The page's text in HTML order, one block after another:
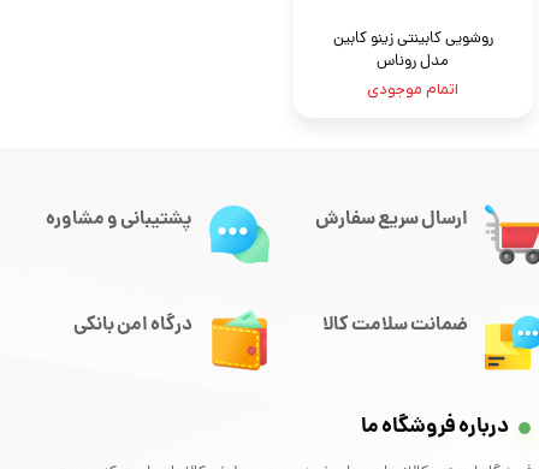
روشویی کابینتی زینو کابین
مدل روناس
اتمام موجودی
ارسال سریع سفارش
درگاه امن بانکی
پشتیبانی و مشاوره
ضمانت سلامت کالا
درباره فروشگاه ما